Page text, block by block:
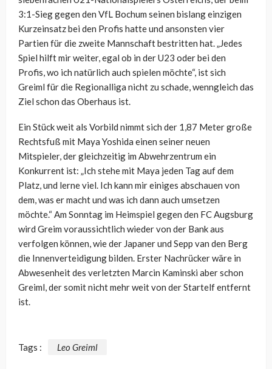
3:1-Sieg gegen den VfL Bochum seinen bislang einzigen
Kurzeinsatz bei den Profis hatte und ansonsten vier
Partien für die zweite Mannschaft bestritten hat. „Jedes
Spiel hilft mir weiter, egal ob in der U23 oder bei den
Profis, wo ich natürlich auch spielen möchte“, ist sich
Greiml für die Regionalliga nicht zu schade, wenngleich das
Ziel schon das Oberhaus ist.
Ein Stück weit als Vorbild nimmt sich der 1,87 Meter große
Rechtsfuß mit Maya Yoshida einen seiner neuen
Mitspieler, der gleichzeitig im Abwehrzentrum ein
Konkurrent ist: „Ich stehe mit Maya jeden Tag auf dem
Platz, und lerne viel. Ich kann mir einiges abschauen von
dem, was er macht und was ich dann auch umsetzen
möchte.“ Am Sonntag im Heimspiel gegen den FC Augsburg
wird Greim voraussichtlich wieder von der Bank aus
verfolgen können, wie der Japaner und Sepp van den Berg
die Innenverteidigung bilden. Erster Nachrücker wäre in
Abwesenheit des verletzten Marcin Kaminski aber schon
Greiml, der somit nicht mehr weit von der Startelf entfernt
ist.
Tags : Leo Greiml